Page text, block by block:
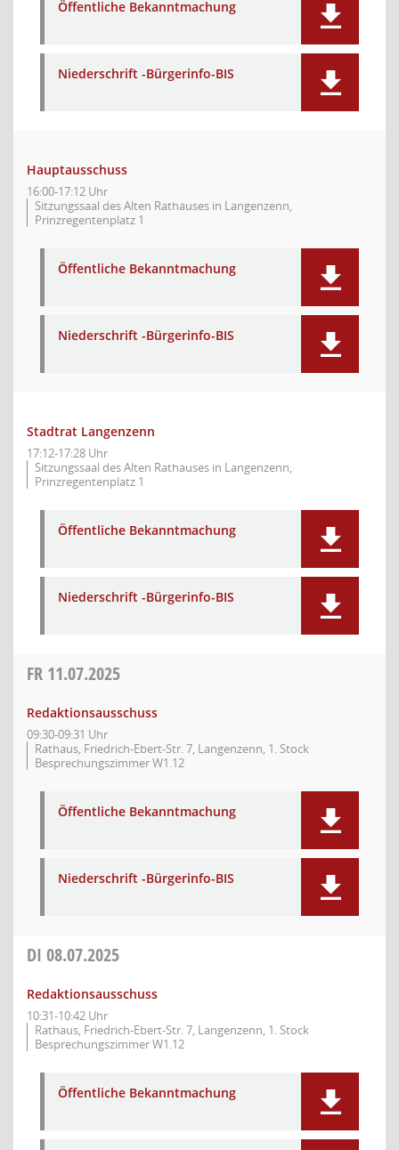
Öffentliche Bekanntmachung
Niederschrift -Bürgerinfo-BIS
Hauptausschuss
16:00-17:12 Uhr
Sitzungssaal des Alten Rathauses in Langenzenn,
Prinzregentenplatz 1
Öffentliche Bekanntmachung
Niederschrift -Bürgerinfo-BIS
Stadtrat Langenzenn
17:12-17:28 Uhr
Sitzungssaal des Alten Rathauses in Langenzenn,
Prinzregentenplatz 1
Öffentliche Bekanntmachung
Niederschrift -Bürgerinfo-BIS
FR 11.07.2025
Redaktionsausschuss
09:30-09:31 Uhr
Rathaus, Friedrich-Ebert-Str. 7, Langenzenn, 1. Stock
Besprechungszimmer W1.12
Öffentliche Bekanntmachung
Niederschrift -Bürgerinfo-BIS
DI 08.07.2025
Redaktionsausschuss
10:31-10:42 Uhr
Rathaus, Friedrich-Ebert-Str. 7, Langenzenn, 1. Stock
Besprechungszimmer W1.12
Öffentliche Bekanntmachung